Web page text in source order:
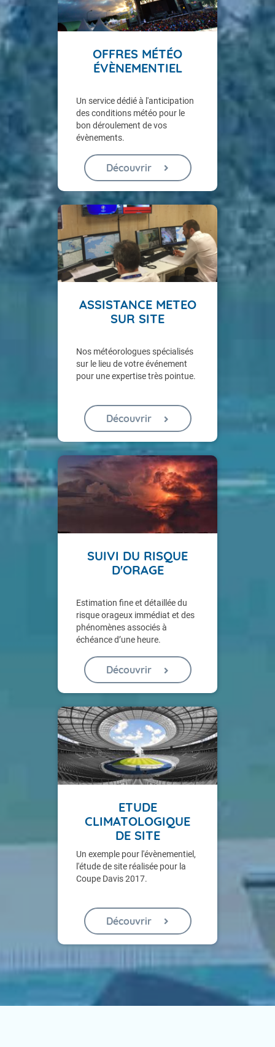
OFFRES MÉTÉO
ÉVÈNEMENTIEL
Un service dédié à l'anticipation
des conditions météo pour le
bon déroulement de vos
évènements.
Découvrir
ASSISTANCE METEO
SUR SITE
Nos météorologues spécialisés
sur le lieu de votre événement
pour une expertise très pointue.
Découvrir
SUIVI DU RISQUE
D'ORAGE
Estimation fine et détaillée du
risque orageux immédiat et des
phénomènes associés à
échéance d’une heure.
Découvrir
ETUDE
CLIMATOLOGIQUE
DE SITE
Un exemple pour l'évènementiel,
l'étude de site réalisée pour la
Coupe Davis 2017.
Découvrir